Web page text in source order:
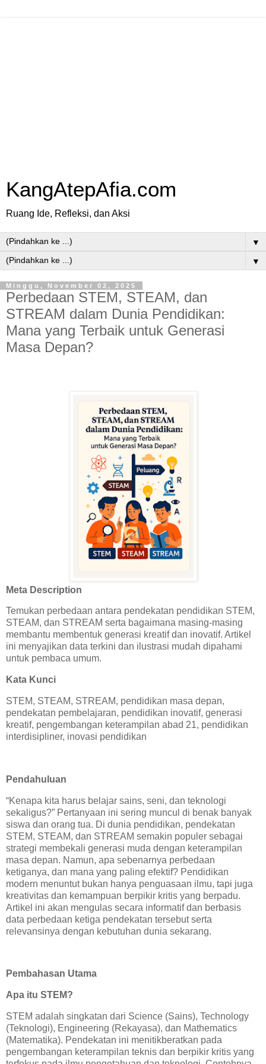
KangAtepAfia.com
Ruang Ide, Refleksi, dan Aksi
▼
▼
Minggu, November 02, 2025
Perbedaan STEM, STEAM, dan
STREAM dalam Dunia Pendidikan:
Mana yang Terbaik untuk Generasi
Masa Depan?
Meta Description
Temukan perbedaan antara pendekatan pendidikan STEM,
STEAM, dan STREAM serta bagaimana masing-masing
membantu membentuk generasi kreatif dan inovatif. Artikel
ini menyajikan data terkini dan ilustrasi mudah dipahami
untuk pembaca umum.
Kata Kunci
STEM, STEAM, STREAM, pendidikan masa depan,
pendekatan pembelajaran, pendidikan inovatif, generasi
kreatif, pengembangan keterampilan abad 21, pendidikan
interdisipliner, inovasi pendidikan
Pendahuluan
“Kenapa kita harus belajar sains, seni, dan teknologi
sekaligus?” Pertanyaan ini sering muncul di benak banyak
siswa dan orang tua. Di dunia pendidikan, pendekatan
STEM, STEAM, dan STREAM semakin populer sebagai
strategi membekali generasi muda dengan keterampilan
masa depan. Namun, apa sebenarnya perbedaan
ketiganya, dan mana yang paling efektif? Pendidikan
modern menuntut bukan hanya penguasaan ilmu, tapi juga
kreativitas dan kemampuan berpikir kritis yang berpadu.
Artikel ini akan mengulas secara informatif dan berbasis
data perbedaan ketiga pendekatan tersebut serta
relevansinya dengan kebutuhan dunia sekarang.
Pembahasan Utama
Apa itu STEM?
STEM adalah singkatan dari Science (Sains), Technology
(Teknologi), Engineering (Rekayasa), dan Mathematics
(Matematika). Pendekatan ini menitikberatkan pada
pengembangan keterampilan teknis dan berpikir kritis yang